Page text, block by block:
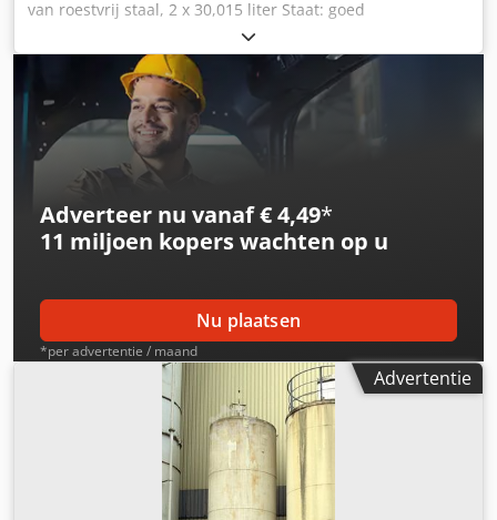
van roestvrij staal, 2 x 30,015 liter Staat: goed
Dcedpfxszmakms Acdsk Sublocatie: E1
Adverteer nu vanaf € 4,49*
11 miljoen koperswachten op u
Nu plaatsen
*per advertentie / maand
Advertentie